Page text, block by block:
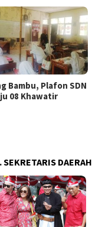
Bambu, Plafon SDN
08 Khawatir
SEKRETARIS DAERAH